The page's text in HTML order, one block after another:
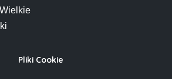
Pliki Cookie